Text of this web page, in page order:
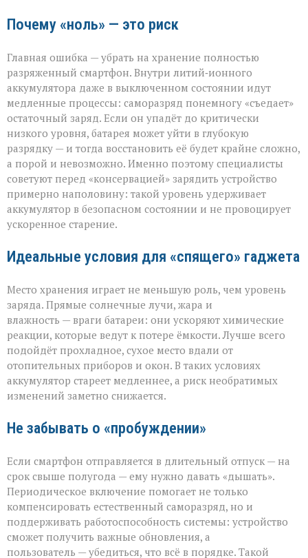
Почему «ноль» — это риск
Главная ошибка — убрать на хранение полностью
разряженный смартфон. Внутри литий‑ионного
аккумулятора даже в выключенном состоянии идут
медленные процессы: саморазряд понемногу «съедает»
остаточный заряд. Если он упадёт до критически
низкого уровня, батарея может уйти в глубокую
разрядку — и тогда восстановить её будет крайне сложно,
а порой и невозможно. Именно поэтому специалисты
советуют перед «консервацией» зарядить устройство
примерно наполовину: такой уровень удерживает
аккумулятор в безопасном состоянии и не провоцирует
ускоренное старение.
Идеальные условия для «спящего» гаджета
Место хранения играет не меньшую роль, чем уровень
заряда. Прямые солнечные лучи, жара и
влажность — враги батареи: они ускоряют химические
реакции, которые ведут к потере ёмкости. Лучше всего
подойдёт прохладное, сухое место вдали от
отопительных приборов и окон. В таких условиях
аккумулятор стареет медленнее, а риск необратимых
изменений заметно снижается.
Не забывать о «пробуждении»
Если смартфон отправляется в длительный отпуск — на
срок свыше полугода — ему нужно давать «дышать».
Периодическое включение помогает не только
компенсировать естественный саморазряд, но и
поддерживать работоспособность системы: устройство
сможет получить важные обновления, а
пользователь — убедиться, что всё в порядке. Такой